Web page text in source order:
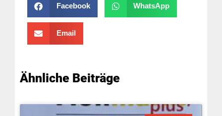
Facebook WhatsApp
Email
Ähnliche Beiträge